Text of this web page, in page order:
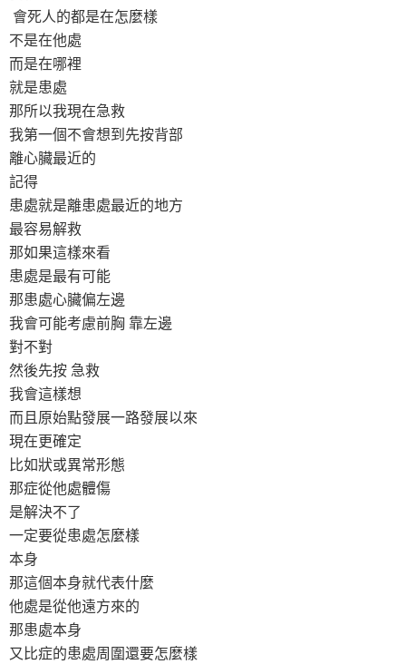
會死人的都是在怎麼樣
不是在他處
而是在哪裡
就是患處
那所以我現在急救
我第一個不會想到先按背部
離心臟最近的
記得
患處就是離患處最近的地方
最容易解救
那如果這樣來看
患處是最有可能
那患處心臟偏左邊
我會可能考慮前胸 靠左邊
對不對
然後先按 急救
我會這樣想
而且原始點發展一路發展以來
現在更確定
比如狀或異常形態
那症從他處體傷
是解決不了
一定要從患處怎麼樣
本身
那這個本身就代表什麼
他處是從他遠方來的
那患處本身
又比症的患處周圍還要怎麼樣